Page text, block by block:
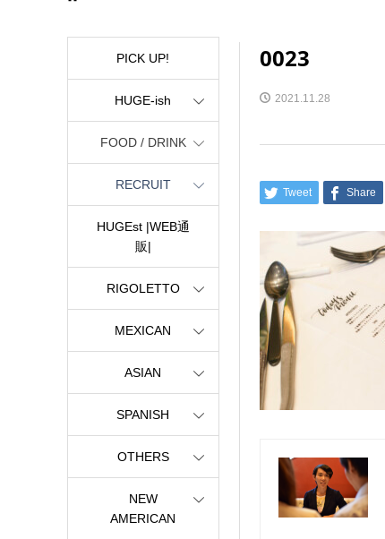
0023
2021.11.28
Tweet Share
PICK UP!
HUGE-ish
FOOD / DRINK
RECRUIT
HUGEst |WEB通
販|
RIGOLETTO
MEXICAN
ASIAN
SPANISH
OTHERS
NEW
AMERICAN